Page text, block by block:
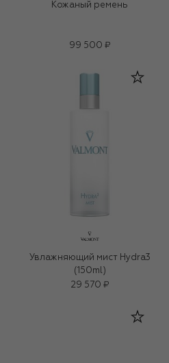
Кожаный ремень
99 500 ₽
Увлажняющий мист Hydra3
(150ml)
29 570 ₽